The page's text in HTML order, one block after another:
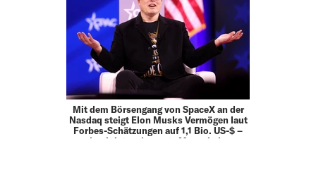
Mit dem Börsengang von SpaceX an der
Nasdaq steigt Elon Musks Vermögen laut
Forbes-Schätzungen auf 1,1 Bio. US-$ –
damit ist er der erste Mensch der